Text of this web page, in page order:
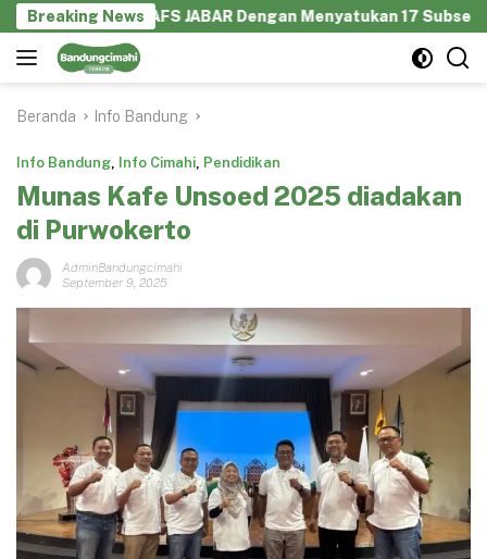
Langsung
ke
konten
Breaking News
GEKRAFS JABAR Dengan Menyatukan 17 Subsektor
Beranda Info Bandung
Info Bandung, Info Cimahi, Pendidikan
Munas Kafe Unsoed 2025 diadakan
di Purwokerto
AdminBandungcimahi
September 9, 2025